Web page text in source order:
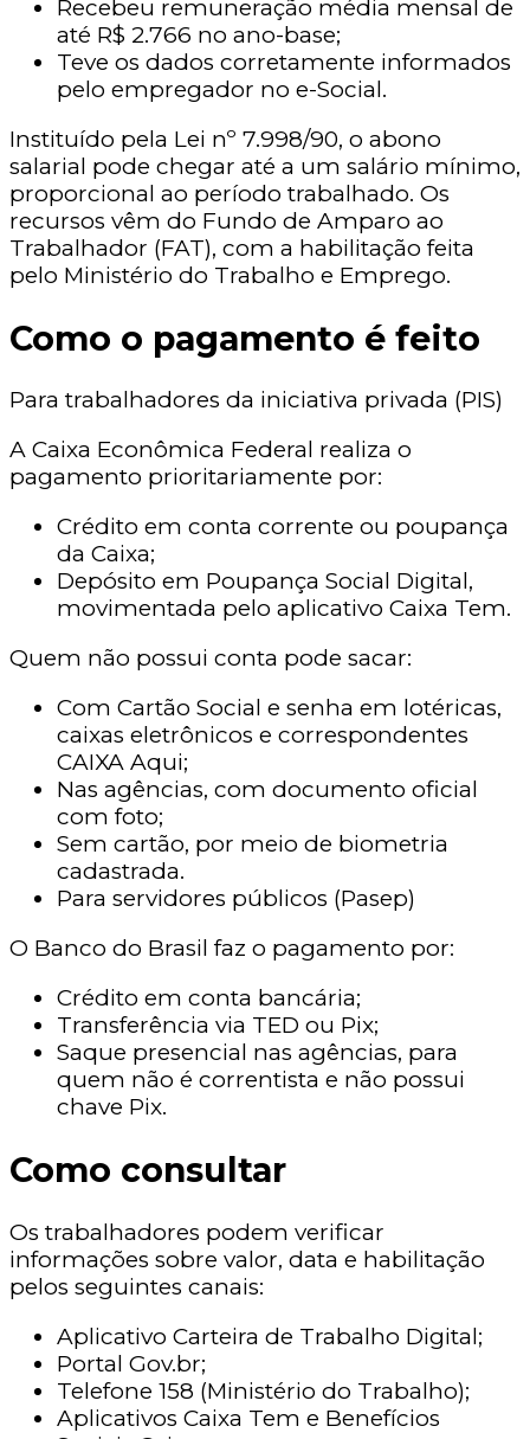
Recebeu remuneração média mensal de
até R$ 2.766 no ano-base;
Teve os dados corretamente informados
pelo empregador no e-Social.
Instituído pela Lei nº 7.998/90, o abono
salarial pode chegar até a um salário mínimo,
proporcional ao período trabalhado. Os
recursos vêm do Fundo de Amparo ao
Trabalhador (FAT), com a habilitação feita
pelo Ministério do Trabalho e Emprego.
Como o pagamento é feito
Para trabalhadores da iniciativa privada (PIS)
A Caixa Econômica Federal realiza o
pagamento prioritariamente por:
Crédito em conta corrente ou poupança
da Caixa;
Depósito em Poupança Social Digital,
movimentada pelo aplicativo Caixa Tem.
Quem não possui conta pode sacar:
Com Cartão Social e senha em lotéricas,
caixas eletrônicos e correspondentes
CAIXA Aqui;
Nas agências, com documento oficial
com foto;
Sem cartão, por meio de biometria
cadastrada.
Para servidores públicos (Pasep)
O Banco do Brasil faz o pagamento por:
Crédito em conta bancária;
Transferência via TED ou Pix;
Saque presencial nas agências, para
quem não é correntista e não possui
chave Pix.
Como consultar
Os trabalhadores podem verificar
informações sobre valor, data e habilitação
pelos seguintes canais:
Aplicativo Carteira de Trabalho Digital;
Portal Gov.br;
Telefone 158 (Ministério do Trabalho);
Aplicativos Caixa Tem e Benefícios